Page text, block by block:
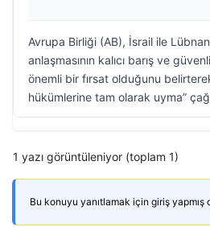
Avrupa Birliği (AB), İsrail ile
anlaşmasının kalıcı barış ve
önemli bir fırsat olduğunu
hükümlerine tam olarak uyma”
1 yazı görüntüleniyor (toplam 1)
Bu konuyu yanıtlamak için giriş yapmış